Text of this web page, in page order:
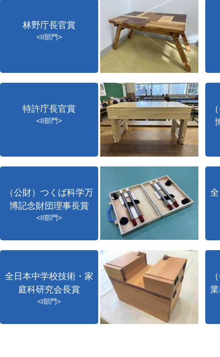
林野庁長官賞
<II部門>
特許庁長官賞
<II部門>
（公財）つくば科学万
博記念財団理事長賞
<II部門>
全日本中学校技術・家
庭科研究会長賞
<I部門>